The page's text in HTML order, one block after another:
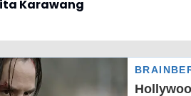
Karawang